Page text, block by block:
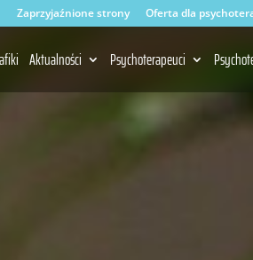
Zaprzyjaźnione strony Oferta dla
Aktualności Psychoterapeuci